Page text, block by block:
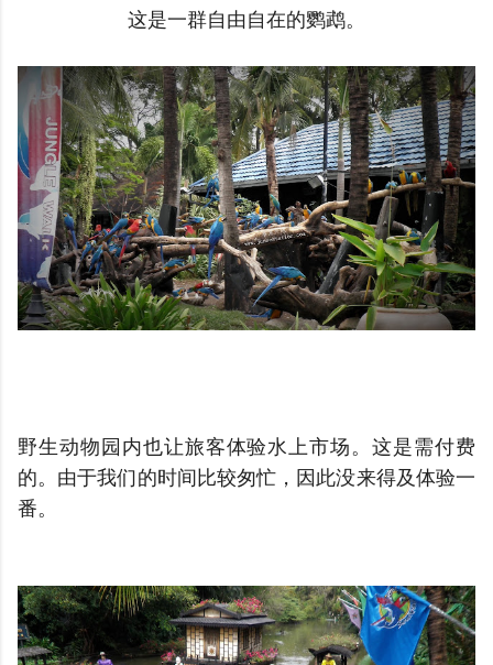
这是一群自由自在的鹦鹉。
野生动物园内也让旅客体验水上市场。这是需付费
的。 由于我们的时间比较匆忙，因此没来得及体验一
番。